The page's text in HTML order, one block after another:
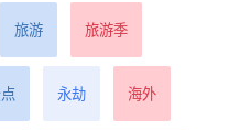
旅游 旅游季
永劫 海外